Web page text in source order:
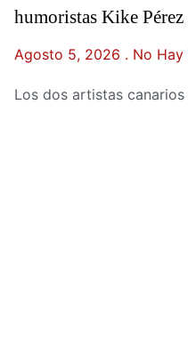
humoristas Kike
Agosto 5, 2026 No
Los dos artistas